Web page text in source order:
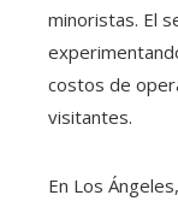
minoristas. El
costos de
visitantes.
En Los